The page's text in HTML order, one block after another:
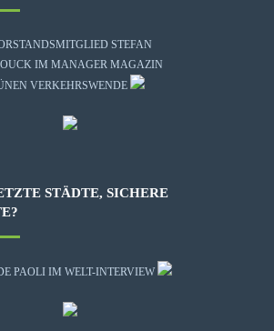
STEFAN
IM MANAGER MAGAZIN
VERKEHRSWENDE
STÄDTE, SICHERE
PAOLI IM WELT-INTERVIEW